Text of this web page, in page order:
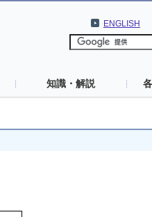
ENGLISH
知識・解説